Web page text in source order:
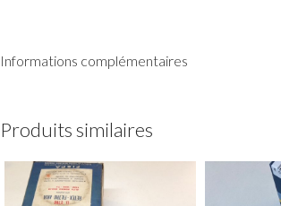
Informations complémentaires
Produits similaires